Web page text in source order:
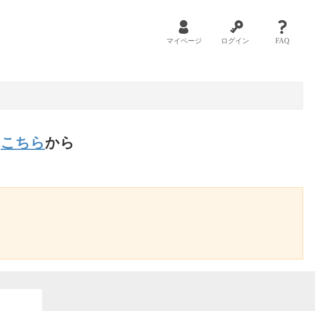
マイページ ログイン FAQ
こちらから